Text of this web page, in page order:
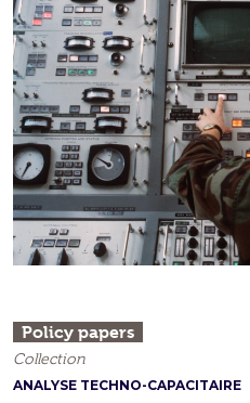
Policy papers
Collection
ANALYSE TECHNO-CAPACITAIRE